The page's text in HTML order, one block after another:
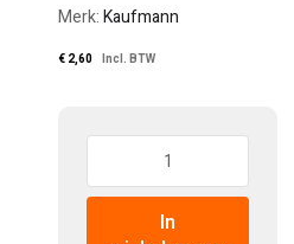
Merk:Kaufmann
€ 2,60 Incl. BTW
In